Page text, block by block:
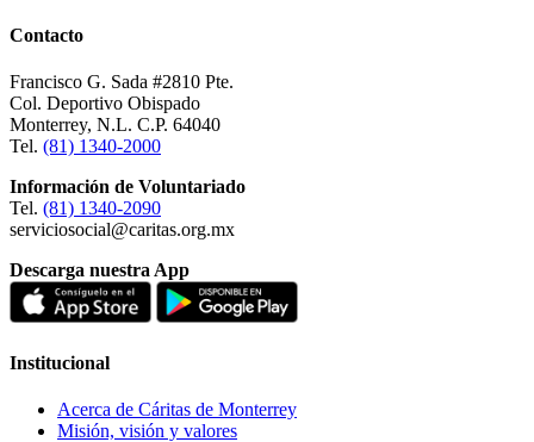
Contacto
Francisco G. Sada #2810 Pte.
Col. Deportivo Obispado
Monterrey, N.L. C.P. 64040
Tel. (81) 1340-2000
Información de Voluntariado
Tel. (81) 1340-2090
serviciosocial@caritas.org.mx
Descarga nuestra App
Institucional
Acerca de Cáritas de Monterrey
Misión, visión y valores